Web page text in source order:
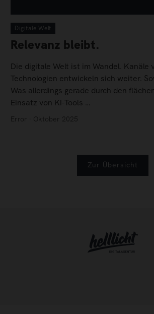
Digitale Welt
Relevanz bleibt.
Die digitale Welt ist im Wandel. Kanäle
Technologien entwickeln sich weiter.
Was allerdings gerade durch den
Einsatz von KI-Tools …
Zur Übersicht